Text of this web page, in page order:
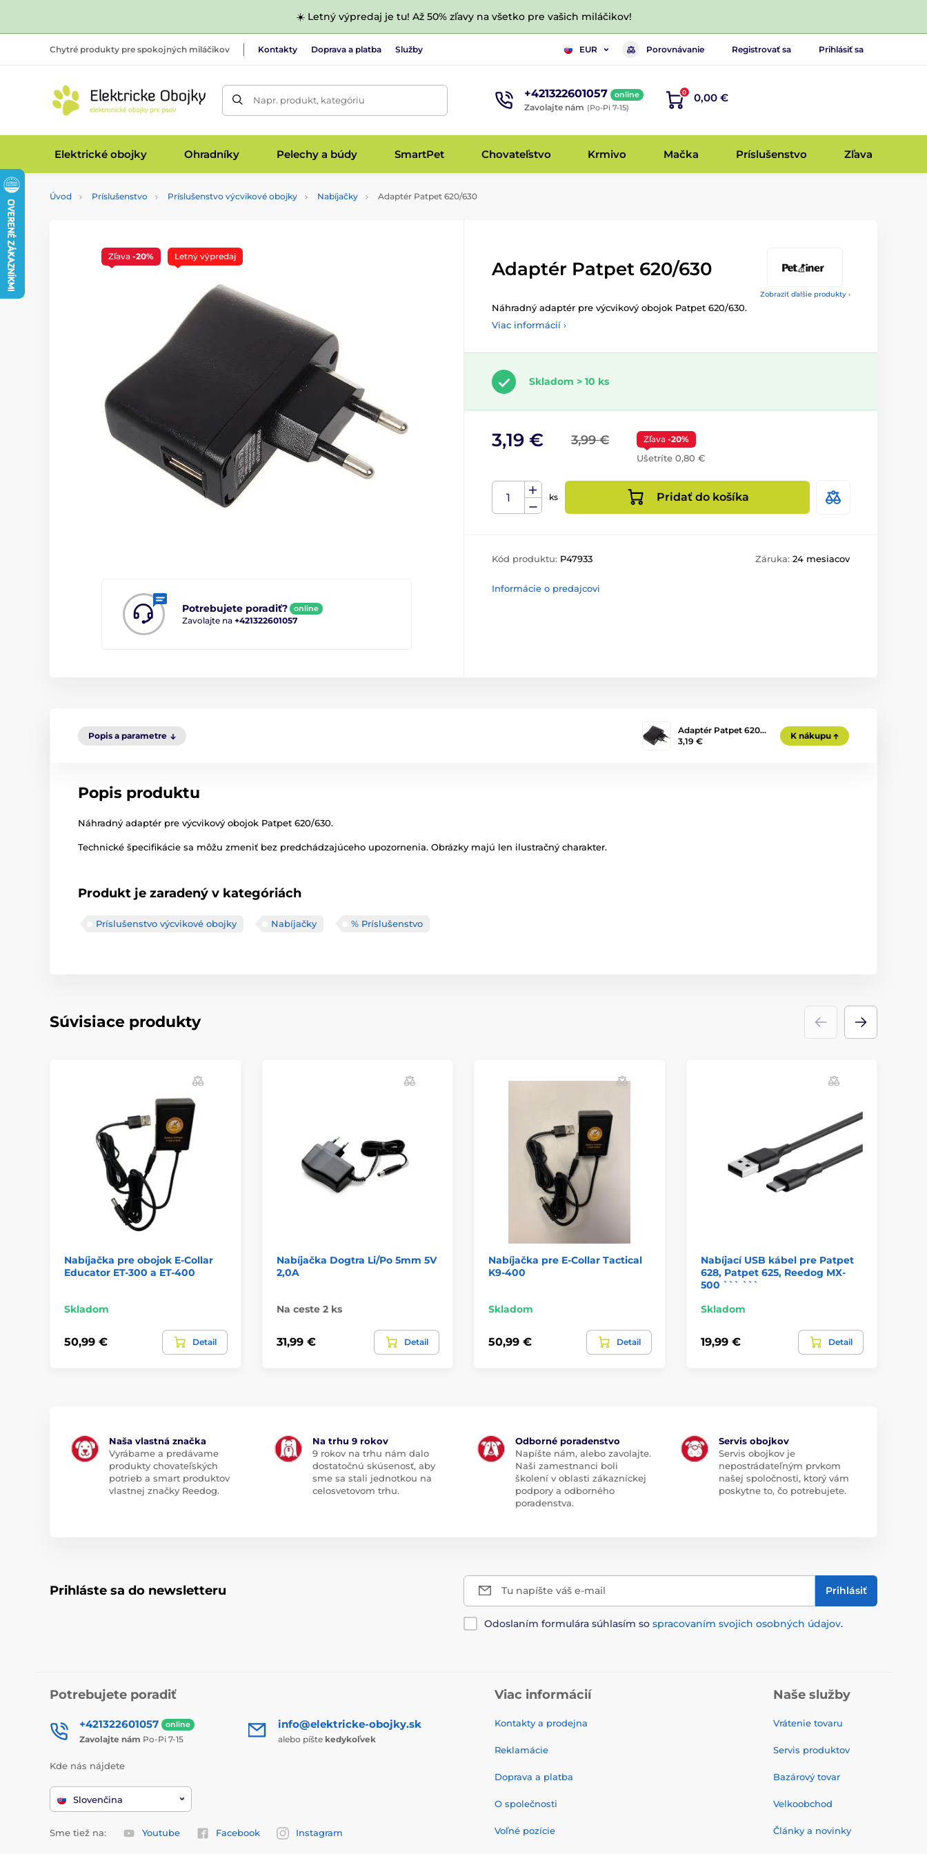
☀️ Letný výpredaj je tu! Až 50% zľavy na všetko pre vašich miláčikov!
Chytré produkty pre spokojných miláčikov Kontakty Doprava a platba Služby EUR Porovnávanie Registrovať sa Prihlásiť sa
Napr. produkt, kategóriu +421322601057 online
Zavolajte nám (Po-Pi 7-15)
0 0,00 €
Elektrické obojky Ohradníky Pelechy a búdy SmartPet Chovateľstvo Krmivo Mačka Príslušenstvo Zľava
Úvod Príslušenstvo Príslušenstvo výcvikové obojky Nabíjačky Adaptér Patpet 620/630
Zobraziť ďalšie produkty ›
Potrebujete poradiť? online
Zavolajte na +421322601057
Zľava -20% Letný výpredaj
Adaptér Patpet 620/630
Náhradný adaptér pre výcvikový obojok Patpet 620/630.
Viac informácií ›
Skladom > 10 ks
3,99 €
3,19 € Zľava -20%
Ušetríte 0,80 €
ks Pridať do košíka
Kód produktu: P47933 Záruka: 24 mesiacov
Informácie o predajcovi
Popis a parametre
Adaptér Patpet 620…
3,19 €
K nákupu
Popis produktu
Náhradný adaptér pre výcvikový obojok Patpet 620/630.
Technické špecifikácie sa môžu zmeniť bez predchádzajúceho upozornenia. Obrázky majú len ilustračný charakter.
Produkt je zaradený v kategóriách
Príslušenstvo výcvikové obojky Nabíjačky % Príslušenstvo
Súvisiace produkty
Nabíjačka pre obojok E-Collar
Educator ET-300 a ET-400
Skladom
50,99 € Detail
Nabíjačka Dogtra Li/Po 5mm 5V
2,0A
Na ceste 2 ks
31,99 € Detail
Nabíjačka pre E-Collar Tactical
K9-400
Skladom
50,99 € Detail
Nabíjací USB kábel pre Patpet
628, Patpet 625, Reedog MX-
500 ``` ```
Skladom
19,99 € Detail
Naša vlastná značka
Vyrábame a predávame
produkty chovateľských
potrieb a smart produktov
vlastnej značky Reedog.
Na trhu 9 rokov
9 rokov na trhu nám dalo
dostatočnú skúsenosť, aby
sme sa stali jednotkou na
celosvetovom trhu.
Odborné poradenstvo
Napíšte nám, alebo zavolajte.
Naši zamestnanci boli
školení v oblasti zákazníckej
podpory a odborného
poradenstva.
Servis obojkov
Servis obojkov je
nepostrádateľným prvkom
našej spoločnosti, ktorý vám
poskytne to, čo potrebujete.
Prihláste sa do newsletteru Tu napíšte váš e-mail Prihlásiť
Odoslaním formulára súhlasím so spracovaním svojich osobných údajov.
Potrebujete poradiť
+421322601057 online
Zavolajte nám Po-Pi 7-15
info@elektricke-obojky.sk
alebo píšte kedykoľvek
Kde nás nájdete
Slovenčina
Sme tiež na: Youtube Facebook Instagram
Viac informácií
Kontakty a prodejna
Reklamácie
Doprava a platba
O společnosti
Voľné pozície
Naše služby
Vrátenie tovaru
Servis produktov
Bazárový tovar
Velkoobchod
Články a novinky